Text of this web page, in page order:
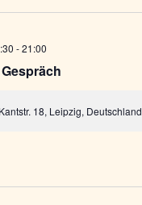
-21:00
Kantstr. 18, Leipzig, Deutschland